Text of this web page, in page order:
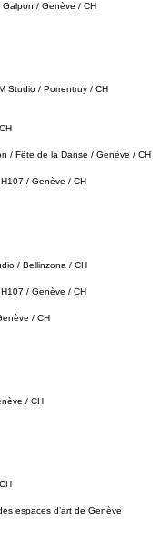
Galpon / Genève / CH
Studio / Porrentruy / CH
/ Fête de la Danse / Genève / CH
/ Genève / CH
/ Bellinzona / CH
/ Genève / CH
/ CH
/ CH
espaces d’art de Genève